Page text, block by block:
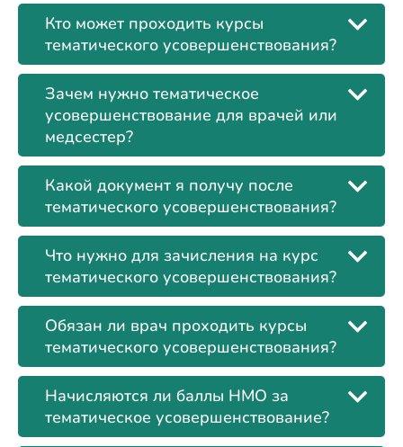
Кто может проходить курсы
тематического усовершенствования?
Зачем нужно тематическое
усовершенствование для врачей или
медсестер?
Какой документ я получу после
тематического усовершенствования?
Что нужно для зачисления на курс
тематического усовершенствования?
Обязан ли врач проходить курсы
тематического усовершенствования?
Начисляются ли баллы НМО за
тематическое усовершенствование?